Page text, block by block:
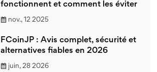
fonctionnent et comment les éviter
nov., 12 2025
FCoinJP : Avis complet, sécurité et
alternatives fiables en 2026
juin, 28 2026